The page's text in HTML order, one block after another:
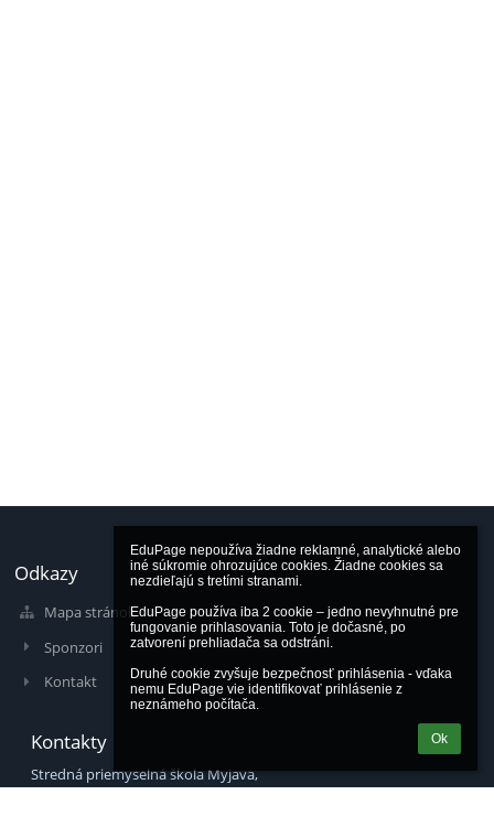
EduPage nepoužíva žiadne reklamné, analytické alebo
iné súkromie ohrozujúce cookies. Žiadne cookies sa
nezdieľajú s tretími stranami.
EduPage používa iba 2 cookie – jedno nevyhnutné pre
fungovanie prihlasovania. Toto je dočasné, po
zatvorení prehliadača sa odstráni.
Druhé cookie zvyšuje bezpečnosť prihlásenia - vďaka
nemu EduPage vie identifikovať prihlásenie z
neznámeho počítača.
Ok
Odkazy
Mapa stránok
Sponzori
Kontakt
Kontakty
Stredná priemyselná škola Myjava,